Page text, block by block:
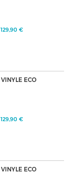
129,90 €
ECO
129,90 €
ECO